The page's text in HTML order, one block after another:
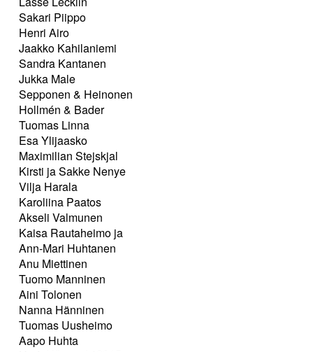
Sakari Piippo
Henri Airo
Jaakko Kahilaniemi
Sandra Kantanen
Jukka Male
Sepponen & Heinonen
Hollmén & Bader
Tuomas Linna
Esa Ylijaasko
Maximilian Stejskjal
Kirsti ja Sakke Nenye
Vilja Harala
Karoliina Paatos
Akseli Valmunen
Kaisa Rautaheimo ja
Ann-Mari Huhtanen
Anu Miettinen
Tuomo Manninen
Aini Tolonen
Nanna Hänninen
Tuomas Uusheimo
Aapo Huhta